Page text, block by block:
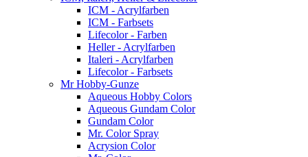
ICM - Acrylfarben
ICM - Farbsets
Lifecolor - Farben
Heller - Acrylfarben
Italeri - Acrylfarben
Lifecolor - Farbsets
Mr Hobby-Gunze
Aqueous Hobby Colors
Aqueous Gundam Color
Gundam Color
Mr. Color Spray
Acrysion Color